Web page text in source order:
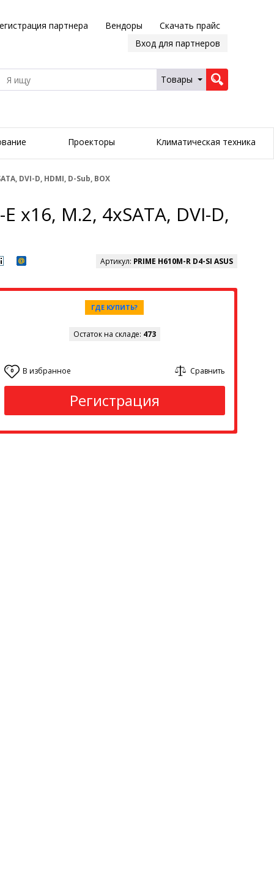
партнера Вендоры
Скачать прайс
Вход для партнеров
Товары
Проекторы Климатическая техника
DVI-D, HDMI, D-Sub, BOX
x16, M.2, 4xSATA, DVI-D,
Артикул: PRIME H610M-R D4-SI ASUS
ГДЕ КУПИТЬ?
Остаток на складе: 473
0 В избранное Сравнить
Регистрация